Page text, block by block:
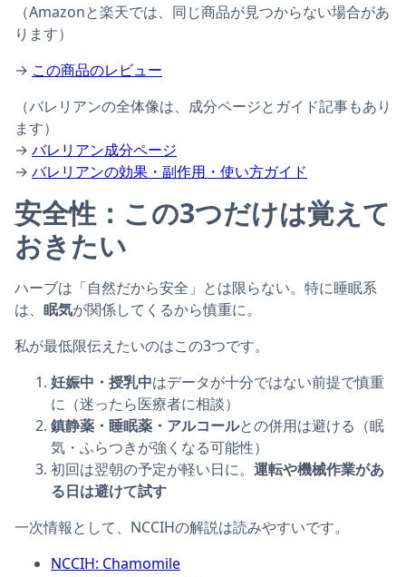
（Amazonと楽天では、同じ商品が見つからない場合があ
ります）
→ この商品のレビュー
（バレリアンの全体像は、成分ページとガイド記事もあり
ます）
→ バレリアン成分ページ
→ バレリアンの効果・副作用・使い方ガイド
安全性：この3つだけは覚えて
おきたい
ハーブは「自然だから安全」とは限らない。特に睡眠系
は、 眠気が関係してくるから慎重に。
私が最低限伝えたいのはこの3つです。
妊娠中・授乳中はデータが十分ではない前提で慎重
に（迷ったら医療者に相談）
鎮静薬・睡眠薬・アルコールとの併用は避ける（眠
気・ふらつきが強くなる可能性）
初回は翌朝の予定が軽い日に。 運転や機械作業があ
る日は避けて試す
一次情報として、NCCIHの解説は読みやすいです。
NCCIH: Chamomile